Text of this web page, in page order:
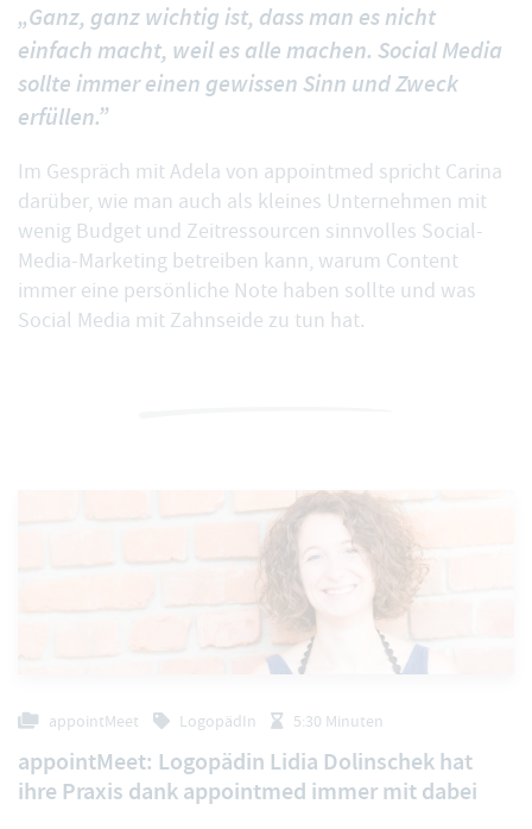
„Ganz, ganz wichtig ist, dass man es nicht
einfach macht, weil es alle machen. Social Media
sollte immer einen gewissen Sinn und Zweck
erfüllen.”
Im Gespräch mit Adela von appointmed spricht Carina
darüber, wie man auch als kleines Unternehmen mit
wenig Budget und Zeitressourcen sinnvolles Social-
Media-Marketing betreiben kann, warum Content
immer eine persönliche Note haben sollte und was
Social Media mit Zahnseide zu tun hat.
appointMeet LogopädIn 5:30 Minuten
appointMeet: Logopädin Lidia Dolinschek hat
ihre Praxis dank appointmed immer mit dabei